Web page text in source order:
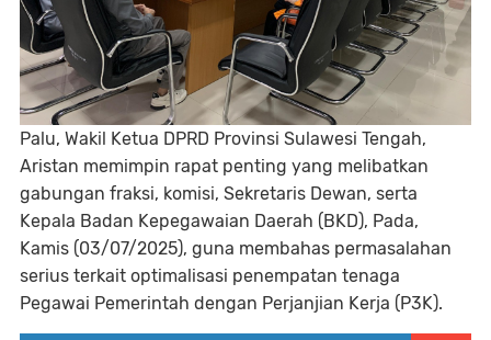
Palu, Wakil Ketua DPRD Provinsi Sulawesi Tengah,
Aristan memimpin rapat penting yang melibatkan
gabungan fraksi, komisi, Sekretaris Dewan, serta
Kepala Badan Kepegawaian Daerah (BKD), Pada,
Kamis (03/07/2025), guna membahas permasalahan
serius terkait optimalisasi penempatan tenaga
Pegawai Pemerintah dengan Perjanjian Kerja (P3K).